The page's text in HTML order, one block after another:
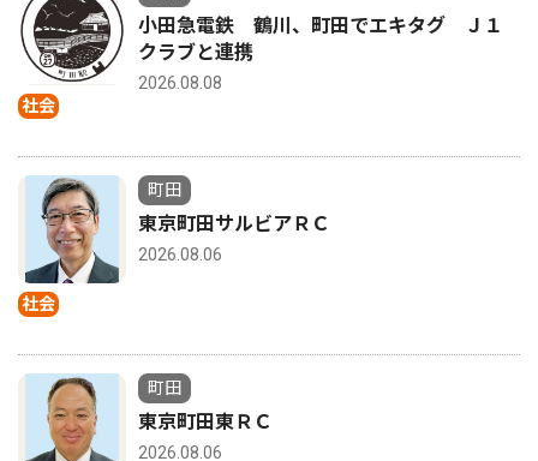
社会
小田急電鉄 鶴川、町田でエキタグ Ｊ１
クラブと連携
2026.08.08
社会
町田
東京町田サルビアＲＣ
2026.08.06
町田
東京町田東ＲＣ
2026.08.06